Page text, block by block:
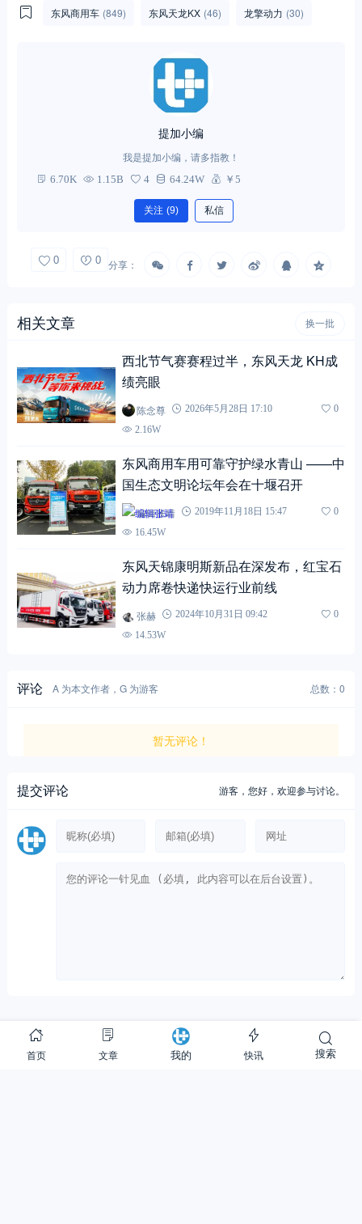
东风商用车 (849) 东风天龙KX (46) 龙擎动力 (30)
提加小编
我是提加小编，请多指教！
6.70K 1.15B 4 64.24W ￥5
关注 (9) 私信
0 0 分享：
相关文章 换一批
西北节气赛赛程过半，东风天龙 KH成
绩亮眼
陈念尊 2026年5月28日 17:10
0
2.16W
东风商用车用可靠守护绿水青山 ——中
国生态文明论坛年会在十堰召开
编辑张靖 2019年11月18日 15:47
0
16.45W
东风天锦康明斯新品在深发布，红宝石
动力席卷快递快运行业前线
张赫 2024年10月31日 09:42
0
14.53W
评论 A 为本文作者，G 为游客 总数：0
暂无评论！
提交评论 游客，您好，欢迎参与讨论。
Copyright © 2012-至今
提加商用车网
首页 文章 我的 快讯 搜索